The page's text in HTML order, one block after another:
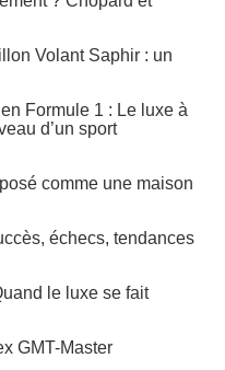
Volant Saphir : un
Formule 1 : Le luxe à
d’un sport
comme une maison
échecs, tendances
le luxe se fait
GMT-Master